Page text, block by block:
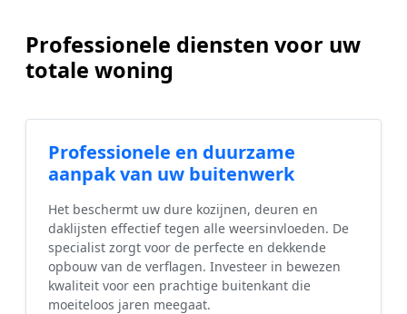
Professionele diensten voor uw
totale woning
Professionele en duurzame
aanpak van uw buitenwerk
Het beschermt uw dure kozijnen, deuren en
daklijsten effectief tegen alle weersinvloeden. De
specialist zorgt voor de perfecte en dekkende
opbouw van de verflagen. Investeer in bewezen
kwaliteit voor een prachtige buitenkant die
moeiteloos jaren meegaat.